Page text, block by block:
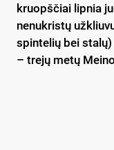
kruopščiai lipnia
nenukristų
spintelių bei
– trejų metų